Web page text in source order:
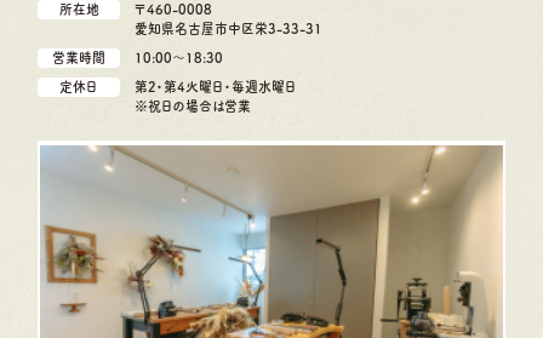
所在地
〒460-0008
愛知県名古屋市中区栄3-33-31
営業時間 10:00〜18:30
定休日
第2・第4火曜日・毎週水曜日
※祝日の場合は営業